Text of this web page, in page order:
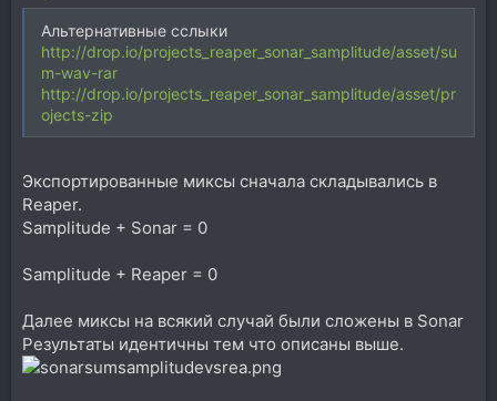
Альтернативные сслыки
http://drop.io/projects_reaper_sonar_samplitude/asset/su
m-wav-rar
http://drop.io/projects_reaper_sonar_samplitude/asset/pr
ojects-zip
Экспортированные миксы сначала складывались в
Reaper.
Samplitude + Sonar = 0
Samplitude + Reaper = 0
Далее миксы на всякий случай были сложены в Sonar
Результаты идентичны тем что описаны выше.